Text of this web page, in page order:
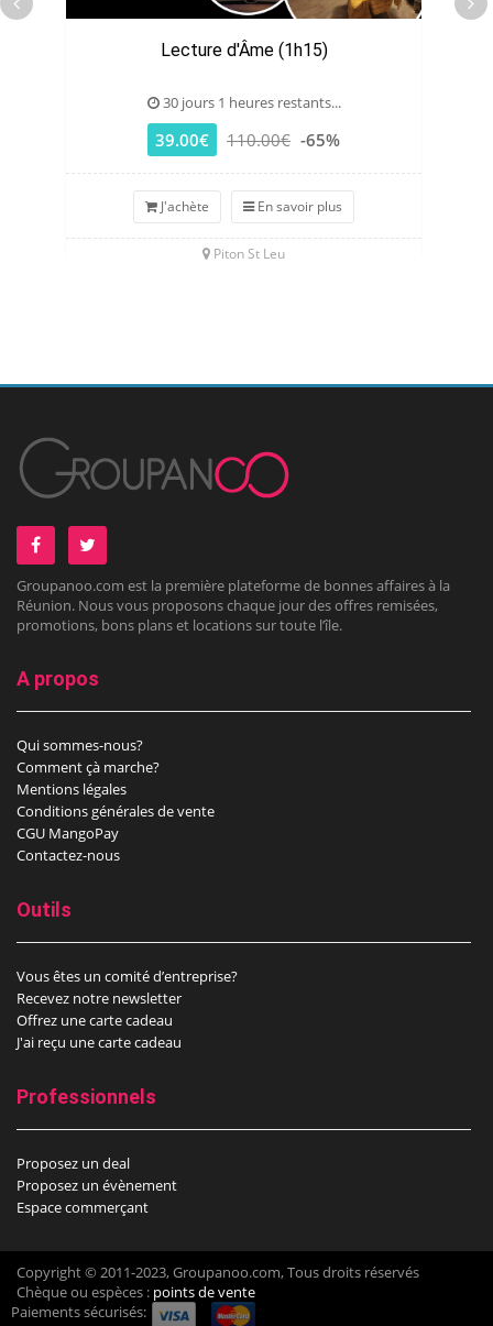
Lecture d'Âme (1h15)
30 jours 1 heures restants...
39.00€ 110.00€ -65%
J'achète En savoir plus
Piton St Leu
Groupanoo.com est la première plateforme de bonnes affaires à la
Réunion. Nous vous proposons chaque jour des offres remisées,
promotions, bons plans et locations sur toute l’île.
A propos
Qui sommes-nous?
Comment çà marche?
Mentions légales
Conditions générales de vente
CGU MangoPay
Contactez-nous
Outils
Vous êtes un comité d’entreprise?
Recevez notre newsletter
Offrez une carte cadeau
J'ai reçu une carte cadeau
Professionnels
Proposez un deal
Proposez un évènement
Espace commerçant
Copyright © 2011-2023, Groupanoo.com, Tous droits réservés
Chèque ou espèces : points de vente
Paiements sécurisés: